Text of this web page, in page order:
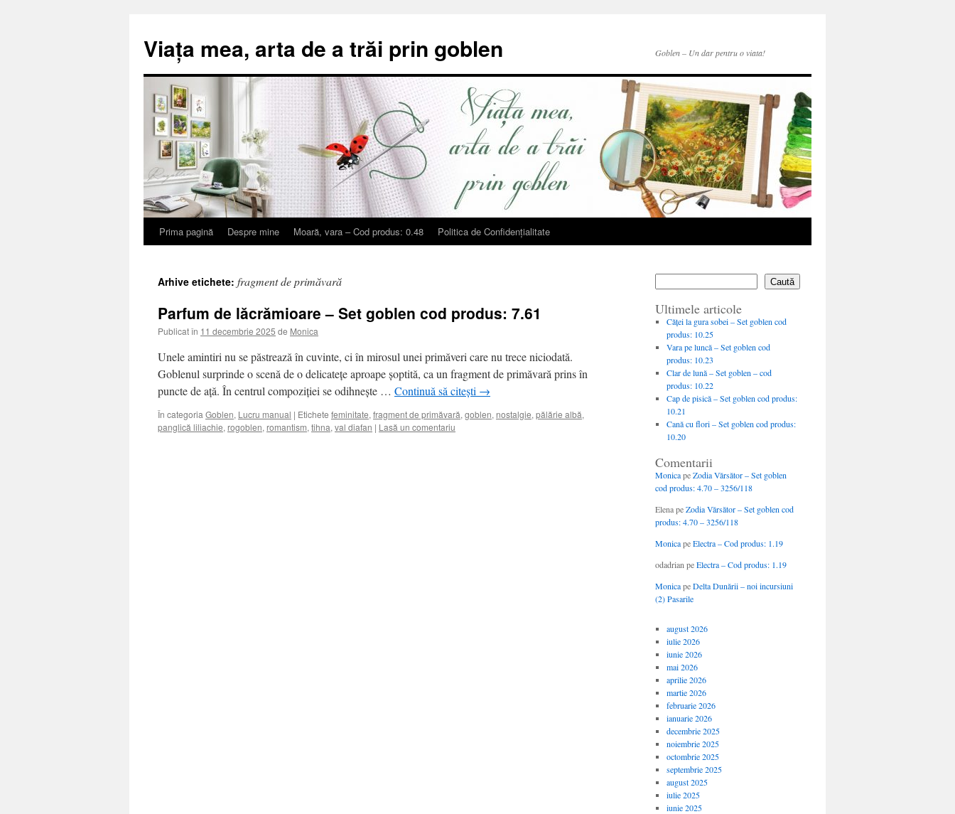
Viața mea, arta de a trăi prin goblen Goblen – Un dar pentru o viata!
Sari
conținut
Prima pagină Despre mine Moară, vara – Cod produs: 0.48 Politica de Confidențialitate
Arhive etichete: fragment de primăvară
Parfum de lăcrămioare – Set goblen cod produs: 7.61
Publicat în 11 decembrie 2025 de Monica
Unele amintiri nu se păstrează în cuvinte, ci în mirosul unei primăveri care nu trece niciodată.
Goblenul surprinde o scenă de o delicatețe aproape șoptită, ca un fragment de primăvară prins în
puncte de ață. În centrul compoziției se odihnește … Continuă să citești →
În categoria Goblen, Lucru manual | Etichete feminitate, fragment de primăvară, goblen, nostalgie, pălărie albă,
panglică liliachie, rogoblen, romantism, tihna, val diafan | Lasă un comentariu
Caută
Ultimele articole
Căţei la gura sobei – Set goblen cod
produs: 10.25
Vara pe luncă – Set goblen cod
produs: 10.23
Clar de lună – Set goblen – cod
produs: 10.22
Cap de pisică – Set goblen cod produs:
10.21
Cană cu flori – Set goblen cod produs:
10.20
Comentarii
MonicapeZodia Vărsător – Set goblen
cod produs: 4.70 – 3256/118
ElenapeZodia Vărsător – Set goblen cod
produs: 4.70 – 3256/118
MonicapeElectra – Cod produs: 1.19
odadrian peElectra – Cod produs: 1.19
MonicapeDelta Dunării – noi incursiuni
(2) Pasarile
august 2026
iulie 2026
iunie 2026
mai 2026
aprilie 2026
martie 2026
februarie 2026
ianuarie 2026
decembrie 2025
noiembrie 2025
octombrie 2025
septembrie 2025
august 2025
iulie 2025
iunie 2025